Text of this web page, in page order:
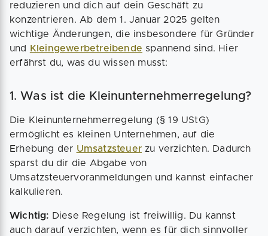
reduzieren und dich auf dein Geschäft zu
konzentrieren. Ab dem 1. Januar 2025 gelten
wichtige Änderungen, die insbesondere für Gründer
und
Kleingewerbetreibende spannend sind. Hier
erfährst du, was du wissen musst:
1. Was ist die Kleinunternehmerregelung?
Die Kleinunternehmerregelung (§ 19 UStG)
ermöglicht es kleinen Unternehmen, auf die
Erhebung der Umsatzsteuer zu verzichten. Dadurch
sparst du dir die Abgabe von
Umsatzsteuervoranmeldungen und kannst einfacher
kalkulieren.
Wichtig: Diese Regelung ist freiwillig. Du kannst
auch darauf verzichten, wenn es für dich sinnvoller